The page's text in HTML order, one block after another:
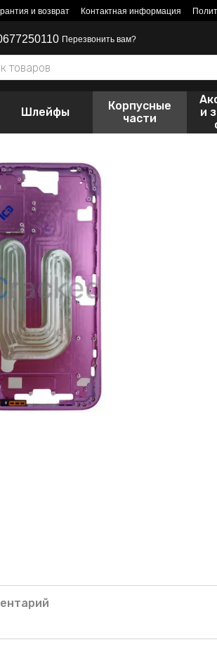
и возврат Контактная информация
Перезвонить вам?
Шлейфы
Корпусные
части
и